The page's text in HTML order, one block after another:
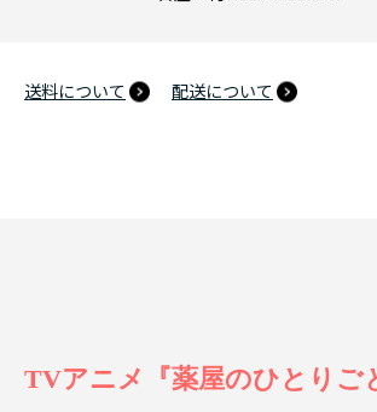
送料について 配送について
TVアニメ『薬屋のひとりご